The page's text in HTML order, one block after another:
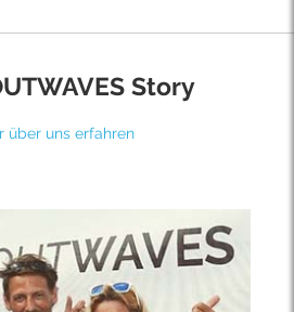
Story
über uns erfahren